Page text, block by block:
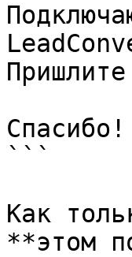
Спасибо!
```
Как
**этом